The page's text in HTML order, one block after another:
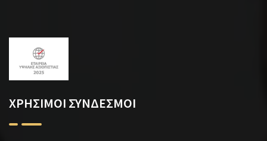
ΧΡΗΣΙΜΟΙ ΣΥΝΔΕΣΜΟΙ